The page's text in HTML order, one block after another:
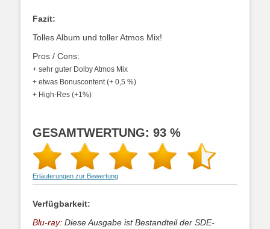
Fazit:
Tolles Album und toller Atmos Mix!
Pros / Cons:
+ sehr guter Dolby Atmos Mix
+ etwas Bonuscontent (+ 0,5 %)
+ High-Res (+1%)
GESAMTWERTUNG: 93 %
Erläuterungen zur Bewertung
Verfügbarkeit:
Blu-ray: Diese Ausgabe ist Bestandteil der SDE-